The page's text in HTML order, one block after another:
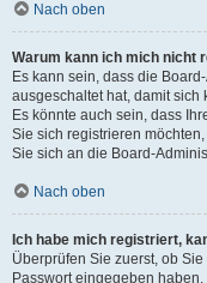
Nach oben
Warum kann ich mich nicht
Es kann sein, dass die
ausgeschaltet hat, damit
Es könnte auch sein, dass
Sie sich registrieren
Sie sich an die Board-
Nach oben
Ich habe mich registriert,
Überprüfen Sie zuerst, ob
Passwort eingegeben